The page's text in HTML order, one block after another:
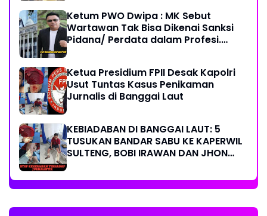
Ketum PWO Dwipa : MK Sebut
Wartawan Tak Bisa Dikenai Sanksi
Pidana/ Perdata dalam Profesi.
Ketua Presidium FPII Desak Kapolri
Usut Tuntas Kasus Penikaman
Jurnalis di Banggai Laut
KEBIADABAN DI BANGGAI LAUT: 5
TUSUKAN BANDAR SABU KE KAPERWIL
SULTENG, BOBI IRAWAN DAN JHON
KERAS KINERJA POLRI!